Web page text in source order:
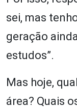
sei, mas
geração
estudos”.
Mas hoje,
área? Quais